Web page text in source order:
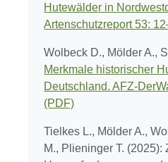
Hutewälder in
Artenschutzreport 53:
Wolbeck D., Mölder A.,
Merkmale historischer
Deutschland. AFZ-
(PDF)
Tielkes L., Mölder A.,
M., Plieninger T. (2025):